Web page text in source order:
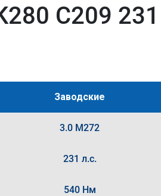
C209
Заводские
3.0 M272
231 л.с.
540 Нм